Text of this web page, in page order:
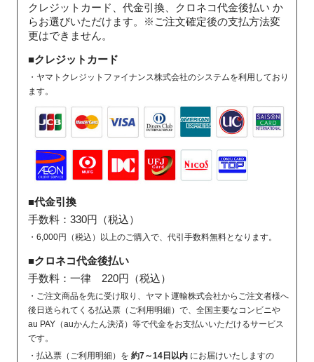
クレジットカード、代金引換、クロネコ代金後払い か
らお選びいただけます。※ご注文確定後の支払方法変
更はできません。
■クレジットカード
・ヤマトクレジットファイナンス株式会社のシステムを利用しており
ます。
■代金引換
手数料：330円（税込）
・6,000円（税込）以上のご購入で、代引手数料無料となります。
■クロネコ代金後払い
手数料：一律 220円（税込）
・ご注文商品を先に受け取り、ヤマト運輸株式会社からご注文者様へ
後日送られてくる払込票（ご利用明細）で、全国主要なコンビニや
au PAY（auかんたん決済）等で代金をお支払いいただけるサービス
です。
・払込票（ご利用明細）を約7～14日以内 にお届けいたしますの